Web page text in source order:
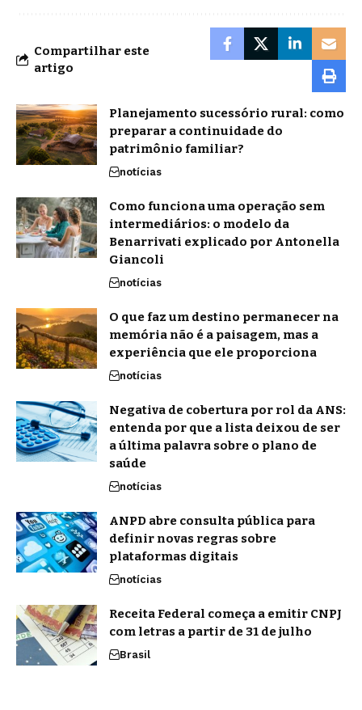
Compartilhar este
artigo
Planejamento sucessório rural: como
preparar a continuidade do
patrimônio familiar?
notícias
Como funciona uma operação sem
intermediários: o modelo da
Benarrivati explicado por Antonella
Giancoli
notícias
O que faz um destino permanecer na
memória não é a paisagem, mas a
experiência que ele proporciona
notícias
Negativa de cobertura por rol da ANS:
entenda por que a lista deixou de ser
a última palavra sobre o plano de
saúde
notícias
ANPD abre consulta pública para
definir novas regras sobre
plataformas digitais
notícias
Receita Federal começa a emitir CNPJ
com letras a partir de 31 de julho
Brasil